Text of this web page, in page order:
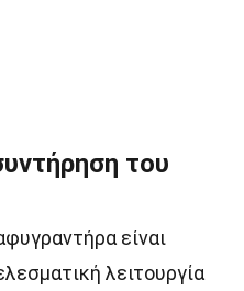
του
είναι
λειτουργία